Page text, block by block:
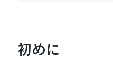
初めに